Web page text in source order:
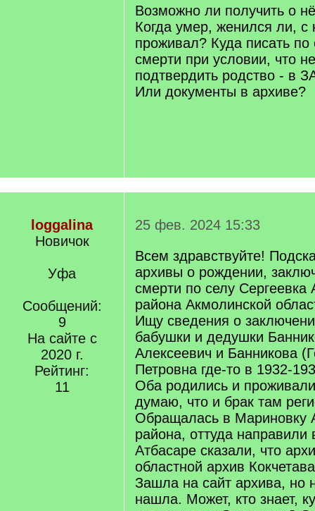
Возможно ли получить о
Когда умер, женился ли, с
проживал? Куда писать
смерти при условии, что
подтвердить родство - в
Или документы в архиве?
loggalina
Новичок
Уфа
Сообщений:
9
На сайте с
2020 г.
Рейтинг:
11
25 фев. 2024 15:33
Всем здравствуйте!
архивы о рождении,
смерти по селу Сергеевка
района Акмолинской
Ищу сведения о
бабушки и дедушки
Алексеевич и Банникова
Петровна где-то в 1932-
Оба родились и
думаю, что и брак там
Обращалась в Мариновку
района, оттуда направили
Атбасаре сказали, что
областной архив
Зашла на сайт архива, но
нашла. Может, кто знает,